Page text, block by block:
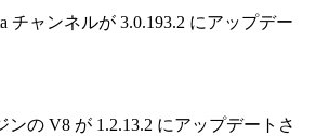
チャンネルが 3.0.193.2 にアップデー
ンの V8 が 1.2.13.2 にアップデートさ